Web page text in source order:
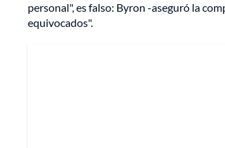
personal", es falso: Byron -aseguró la
equivocados".